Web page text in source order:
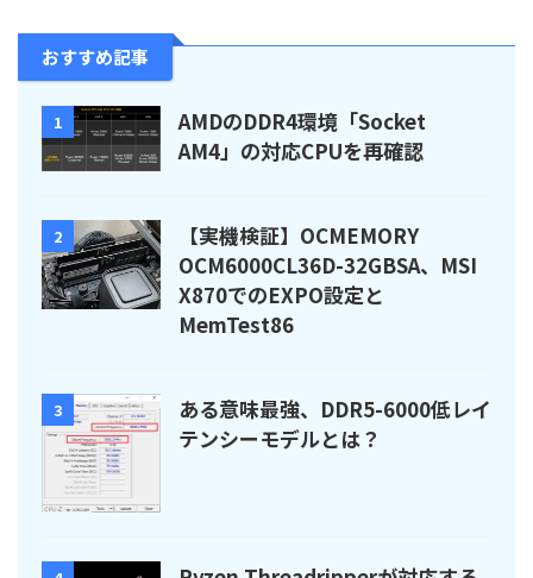
おすすめ記事
1
AMDのDDR4環境「Socket
AM4」の対応CPUを再確認
2
【実機検証】OCMEMORY
OCM6000CL36D-32GBSA、MSI
X870でのEXPO設定と
MemTest86
3
ある意味最強、DDR5-6000低レイ
テンシーモデルとは？